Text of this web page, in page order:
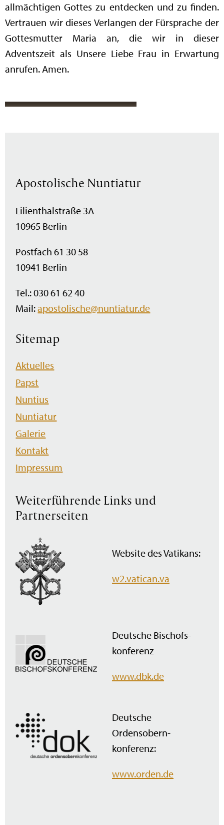
allmächtigen Gottes zu entdecken und zu finden.
Vertrauen wir dieses Verlangen der Fürsprache der
Gottesmutter Maria an, die wir in dieser
Adventszeit als Unsere Liebe Frau in Erwartung
anrufen. Amen.
Apostolische Nuntiatur
Lilienthalstraße 3A
10965 Berlin
Postfach 61 30 58
10941 Berlin
Tel.: 030 61 62 40
Mail:apostolische@nuntiatur.de
Sitemap
Navigation
überspringen
Aktuelles
Papst
Nuntius
Nuntiatur
Galerie
Kontakt
Impressum
Weiterführende Links und
Partnerseiten
Website des Vatikans:
w2.vatican.va
Deutsche Bischofs­
konferenz
www.dbk.de
Deutsche
Ordensobern­
konferenz:
www.orden.de